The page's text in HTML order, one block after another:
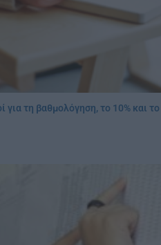
τη βαθμολόγηση, το 10% και